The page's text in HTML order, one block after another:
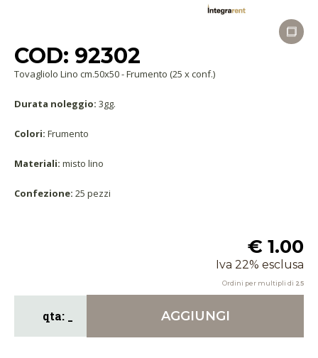
COD: 92302
Tovagliolo Lino cm.50x50 - Frumento (25 x conf.)
Durata noleggio: 3gg.
Colori: Frumento
Materiali: misto lino
Confezione: 25 pezzi
€ 1.00
Iva 22% esclusa
Ordini per multipli di 25
AGGIUNGI